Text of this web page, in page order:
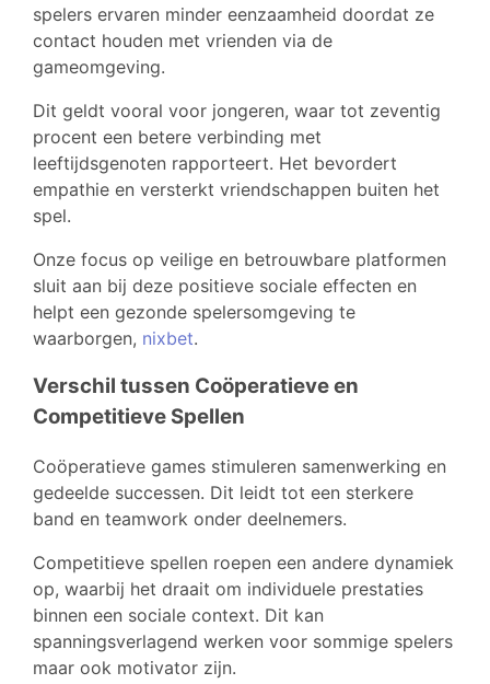
spelers ervaren minder eenzaamheid doordat ze
contact houden met vrienden via de
gameomgeving.
Dit geldt vooral voor jongeren, waar tot zeventig
procent een betere verbinding met
leeftijdsgenoten rapporteert. Het bevordert
empathie en versterkt vriendschappen buiten het
spel.
Onze focus op veilige en betrouwbare platformen
sluit aan bij deze positieve sociale effecten en
helpt een gezonde spelersomgeving te
waarborgen, nixbet.
Verschil tussen Coöperatieve en
Competitieve Spellen
Coöperatieve games stimuleren samenwerking en
gedeelde successen. Dit leidt tot een sterkere
band en teamwork onder deelnemers.
Competitieve spellen roepen een andere dynamiek
op, waarbij het draait om individuele prestaties
binnen een sociale context. Dit kan
spanningsverlagend werken voor sommige spelers
maar ook motivator zijn.